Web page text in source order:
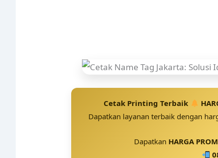
Cetak Printing Terbaik
Dapatkan layanan terbaik dengan
Dapatkan HARGA